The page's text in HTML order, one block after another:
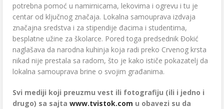
potrebna pomoć u namirnicama, lekovima i ogrevu i tu je
centar od ključnog značaja. Lokalna samouprava izdvaja
značajna sredstva i za stipendije đacima i studentima,
besplatne užine za školarce. Pored toga predsednik Đokić
naglašava da narodna kuhinja koja radi preko Crvenog krsta
nikad nije prestala sa radom, što je kako ističe pokazatelj da
lokalna samouprava brine o svojim građanima.
Svi mediji koji preuzmu vest ili fotografiju (ili i jedno i
drugo) sa sajtawww.tvistok.com u obavezi su da